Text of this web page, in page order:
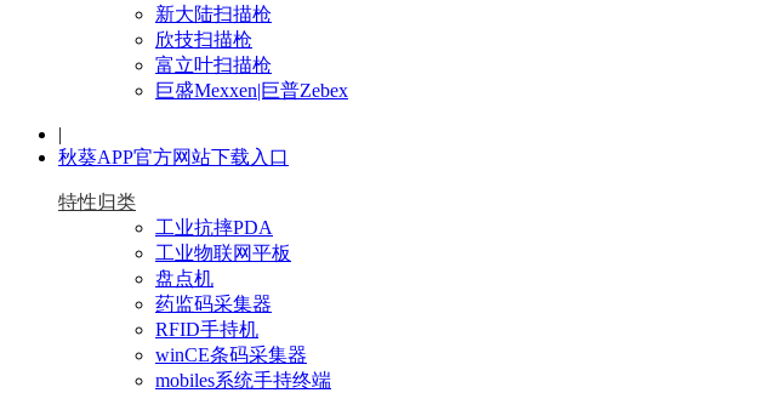
新大陆扫描枪
欣技扫描枪
富立叶扫描枪
巨盛Mexxen|巨普Zebex
|
秋葵APP官方网站下载入口
特性归类
工业抗摔PDA
工业物联网平板
盘点机
药监码采集器
RFID手持机
winCE条码采集器
mobiles系统手持终端